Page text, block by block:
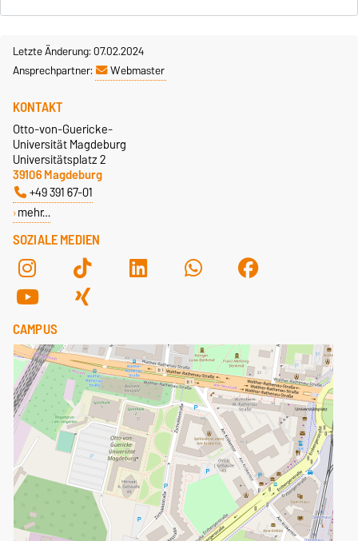
Letzte Änderung: 07.02.2024
Ansprechpartner:
Webmaster
SOZIALE MEDIEN
KONTAKT
Otto-von-Guericke-
Universität Magdeburg
Universitätsplatz 2
39106 Magdeburg
+49 391 67-01
mehr…
CAMPUS